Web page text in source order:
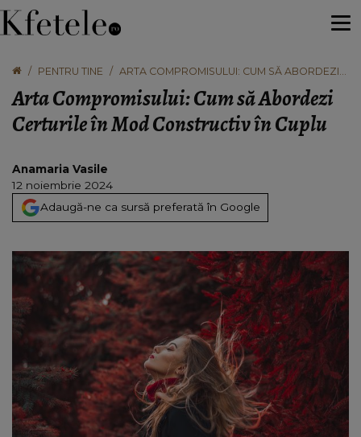
PENTRU TINE
ARTA COMPROMISULUI: CUM SĂ ABORDEZI
Arta Compromisului: Cum să Abordezi
Certurile în Mod Constructiv în Cuplu
Anamaria Vasile
12 noiembrie 2024
Adaugă-ne ca sursă preferată în Google